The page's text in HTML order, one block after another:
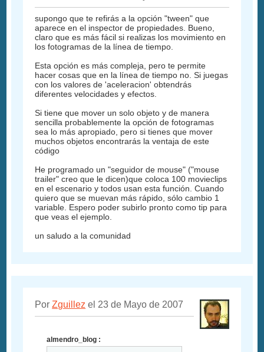
supongo que te refirás a la opción "tween" que
aparece en el inspector de propiedades. Bueno,
claro que es más fácil si realizas los movimiento en
los fotogramas de la línea de tiempo.
Esta opción es más compleja, pero te permite
hacer cosas que en la línea de tiempo no. Si juegas
con los valores de 'aceleracion' obtendrás
diferentes velocidades y efectos.
Si tiene que mover un solo objeto y de manera
sencilla probablemente la opción de fotogramas
sea lo más apropiado, pero si tienes que mover
muchos objetos encontrarás la ventaja de este
código
He programado un "seguidor de mouse" ("mouse
trailer" creo que le dicen)que coloca 100 movieclips
en el escenario y todos usan esta función. Cuando
quiero que se muevan más rápido, sólo cambio 1
variable. Espero poder subirlo pronto como tip para
que veas el ejemplo.
un saludo a la comunidad
PorZguillez el 23 de Mayo de 2007
almendro_blog :